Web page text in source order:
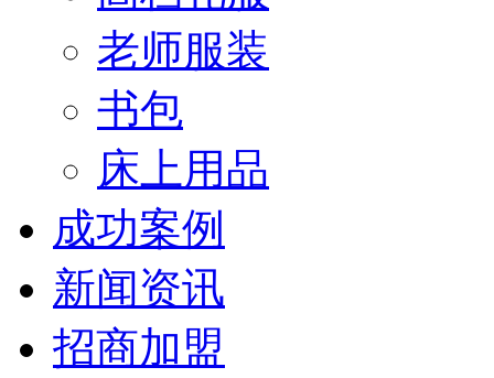
老师服装
书包
床上用品
成功案例
新闻资讯
招商加盟